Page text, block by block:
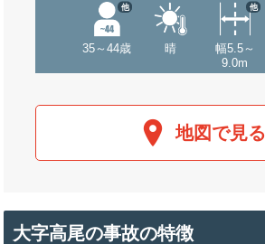
35～44歳
他
晴
幅5.5～
9.0m
他
地図で見る
大字高尾の事故の特徴